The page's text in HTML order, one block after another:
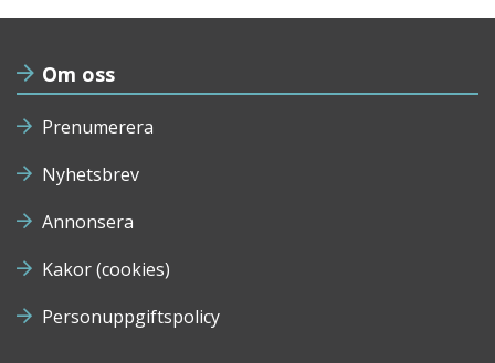
Om oss
Prenumerera
Nyhetsbrev
Annonsera
Kakor (cookies)
Personuppgiftspolicy